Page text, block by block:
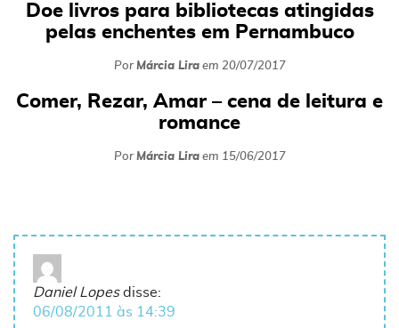
Doe livros para bibliotecas atingidas
pelas enchentes em Pernambuco
Por Márcia Liraem 20/07/2017
Comer, Rezar, Amar – cena de leitura e
romance
Por Márcia Liraem 15/06/2017
Daniel Lopes disse:
06/08/2011 às 14:39